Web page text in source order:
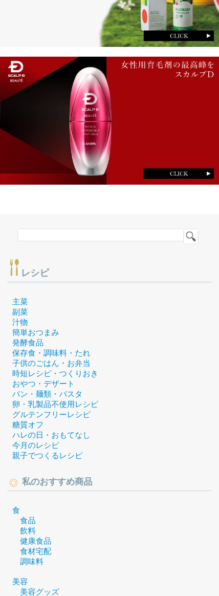
レシピ
主菜
副菜
汁物
簡単おつまみ
発酵食品
保存食・調味料・たれ
子供のごはん・お弁当
時短レシピ・つくりおき
おやつ・デザート
パン・麺類・パスタ
卵・乳製品不使用レシピ
グルテンフリーレシピ
糖質オフ
ハレの日・おもてなし
今月のレシピ
親子でつくるレシピ
私のおすすめ商品
食
食品
飲料
健康食品
食材宅配
調味料
美容
美容グッズ